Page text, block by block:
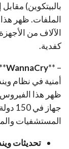
بالبيتكوين)
الآلاف من
كفدية.
– **
WannaCry
أمنية في نظام
المستشفيات
تحديثات